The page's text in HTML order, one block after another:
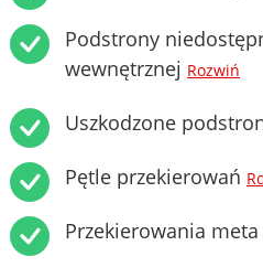
Podstrony
wewnętrznej Rozwiń
Uszkodzone
Pętle przekierowań
Przekierowania